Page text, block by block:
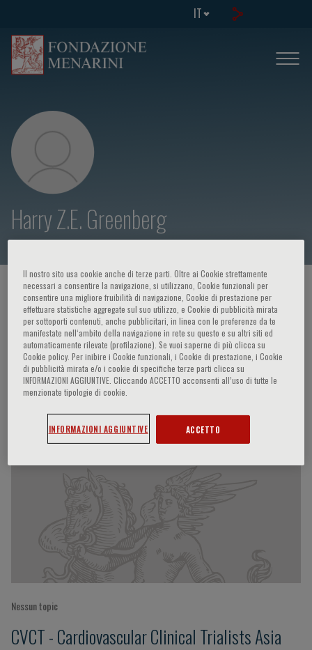
IT
Harry Z.E. Greenberg
HOME PAGE / CORSI ED EVENTI / RELATORE
Harry Z.E. Greenberg
Partecipazioni del relatore
Nessun topic
CVCT - Cardiovascular Clinical Trialists Asia
Il nostro sito usa cookie anche di terze parti. Oltre ai Cookie strettamente
necessari a consentire la navigazione, si utilizzano, Cookie funzionali per
consentire una migliore fruibilità di navigazione, Cookie di prestazione per
effettuare statistiche aggregate sul suo utilizzo, e Cookie di pubblicità mirata
per sottoporti contenuti, anche pubblicitari, in linea con le preferenze da te
manifestate nell‘ambito della navigazione in rete su questo e su altri siti ed
automaticamente rilevate (profilazione). Se vuoi saperne di più clicca su
Cookie policy. Per inibire i Cookie funzionali, i Cookie di prestazione, i Cookie
di pubblicità mirata e/o i cookie di specifiche terze parti clicca su
INFORMAZIONI AGGIUNTIVE. Cliccando ACCETTO acconsenti all’uso di tutte le
menzionate tipologie di cookie.
INFORMAZIONI AGGIUNTIVE ACCETTO